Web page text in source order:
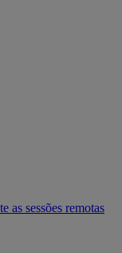
as sessões remotas